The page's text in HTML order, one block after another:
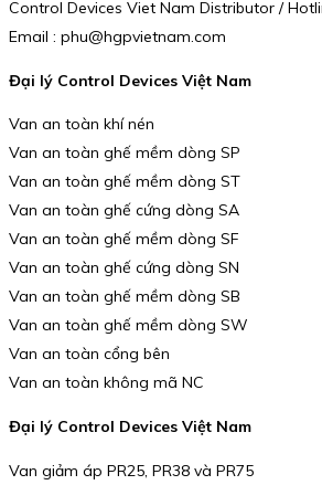
Control Devices Viet Nam Distributor /
Email : phu@hgpvietnam.com
Đại lý Control Devices Việt Nam
Van an toàn khí nén
Van an toàn ghế mềm dòng SP
Van an toàn ghế mềm dòng ST
Van an toàn ghế cứng dòng SA
Van an toàn ghế mềm dòng SF
Van an toàn ghế cứng dòng SN
Van an toàn ghế mềm dòng SB
Van an toàn ghế mềm dòng SW
Van an toàn cổng bên
Van an toàn không mã NC
Đại lý Control Devices Việt Nam
Van giảm áp PR25, PR38 và PR75